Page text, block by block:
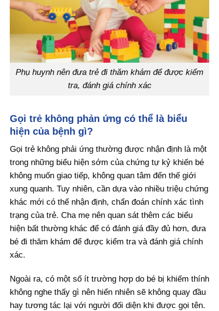
Phụ huynh nên đưa trẻ đi thăm khám để được kiểm
tra, đánh giá chính xác
Gọi trẻ không phản ứng có thể là biểu
hiện của bệnh gì?
Gọi trẻ không phải ứng thường được nhận định là một
trong những biểu hiện sớm của chứng tự kỷ khiến bé
không muốn giao tiếp, không quan tâm đến thế giới
xung quanh. Tuy nhiên, cần dựa vào nhiều triệu chứng
khác mới có thể nhận định, chẩn đoán chính xác tình
trạng của trẻ. Cha mẹ nên quan sát thêm các biểu
hiện bất thường khác để có đánh giá đầy đủ hơn, đưa
bé đi thăm khám để được kiểm tra và đánh giá chính
xác.
Ngoài ra, có một số ít trường hợp do bé bị khiếm thính
không nghe thấy gì nên hiển nhiên sẽ không quay đầu
hay tương tác lại với người đối diện khi được gọi tên.